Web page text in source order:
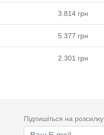
3.814 грн
5.377 грн
2.301 грн
Підпишіться на розсилку